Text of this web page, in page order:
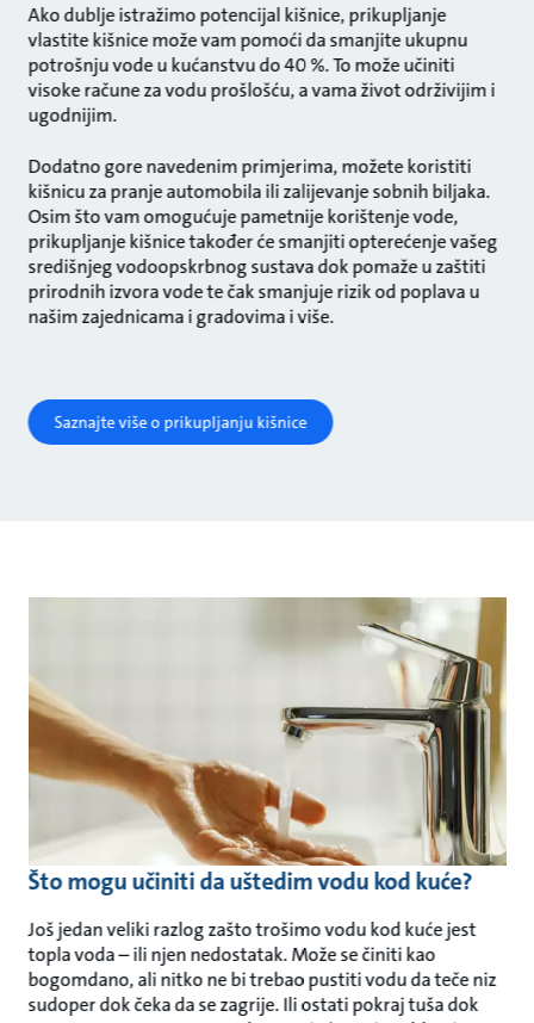
Ako dublje istražimo potencijal kišnice, prikupljanje
vlastite kišnice može vam pomoći da smanjite ukupnu
potrošnju vode u kućanstvu do 40 %. To može učiniti
visoke račune za vodu prošlošću, a vama život održivijim i
ugodnijim.
Dodatno gore navedenim primjerima, možete koristiti
kišnicu za pranje automobila ili zalijevanje sobnih biljaka.
Osim što vam omogućuje pametnije korištenje vode,
prikupljanje kišnice također će smanjiti opterećenje vašeg
središnjeg vodoopskrbnog sustava dok pomaže u zaštiti
prirodnih izvora vode te čak smanjuje rizik od poplava u
našim zajednicama i gradovima i više.
Saznajte više o prikupljanju kišnice
Što mogu učiniti da uštedim vodu kod kuće?
Još jedan veliki razlog zašto trošimo vodu kod kuće jest
topla voda – ili njen nedostatak. Može se činiti kao
bogomdano, ali nitko ne bi trebao pustiti vodu da teče niz
sudoper dok čeka da se zagrije. Ili ostati pokraj tuša dok